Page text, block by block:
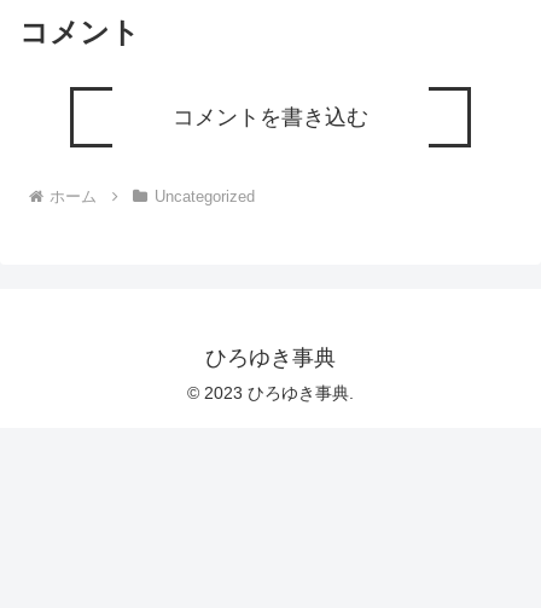
コメント
コメントを書き込む
ホーム Uncategorized
ひろゆき事典
© 2023 ひろゆき事典.